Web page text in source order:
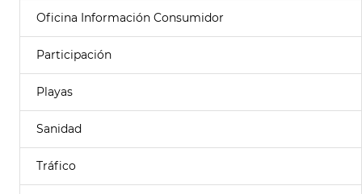
Oficina Información Consumidor
Participación
Playas
Sanidad
Tráfico